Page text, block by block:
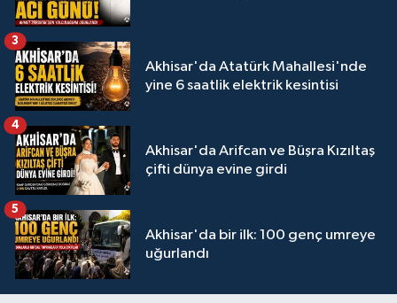
Akhisar'da Atatürk Mahallesi'nde
yine 6 saatlik elektrik kesintisi
3
Akhisar'da Arifcan ve Büşra Kızıltaş
çifti dünya evine girdi
4
Akhisar'da bir ilk: 100 genç umreye
uğurlandı
5